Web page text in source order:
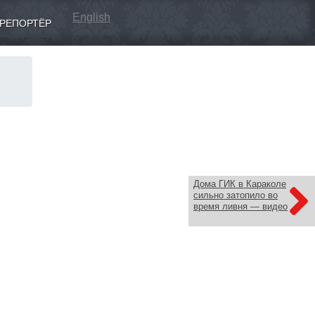
English
Дома ГИК в Караколе
сильно затопило во
время ливня — видео